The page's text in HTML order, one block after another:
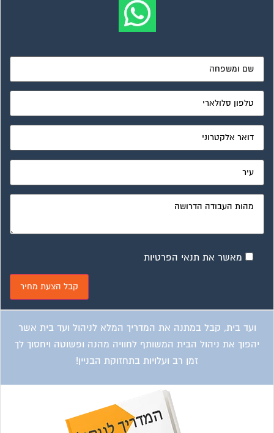
מאשר את תנאי הפרטיות
ועד בית, קבל במתנה את המדריך המלא לניהול ועד בית אשר
יהפוך את ניהול הבית המשותף לחוויה מהנה ופשוטה ויחסוך לך
זמן רב ועלויות בתחזוקת הבניין!